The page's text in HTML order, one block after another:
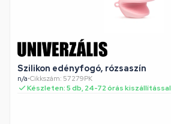
Szilikon edényfogó, rózsaszín
n/a•Cikkszám: 57279PK
Készleten: 5 db, 24-72 órás kiszállítással